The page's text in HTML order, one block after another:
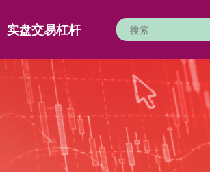
实盘交易杠杆